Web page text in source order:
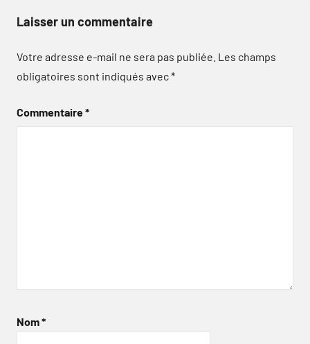
Laisser un commentaire
Votre adresse e-mail ne sera pas publiée. Les champs
obligatoires sont indiqués avec*
Commentaire*
Nom*